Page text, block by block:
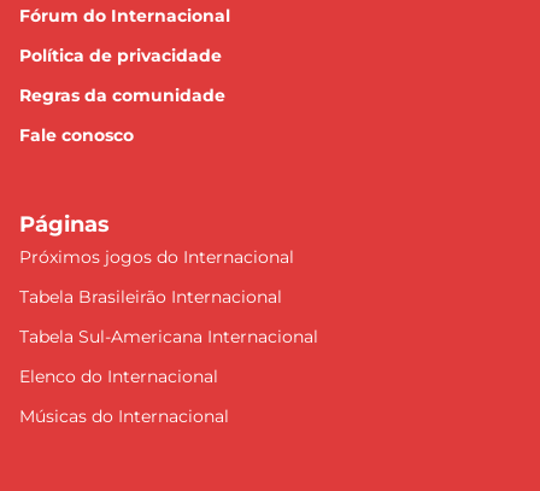
Fórum do Internacional
Política de privacidade
Regras da comunidade
Fale conosco
Páginas
Próximos jogos do Internacional
Tabela Brasileirão Internacional
Tabela Sul-Americana Internacional
Elenco do Internacional
Músicas do Internacional